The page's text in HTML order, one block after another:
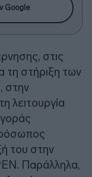
Google
στις
τη στήριξη των
στην
λειτουργία
του στην
Παράλληλα,